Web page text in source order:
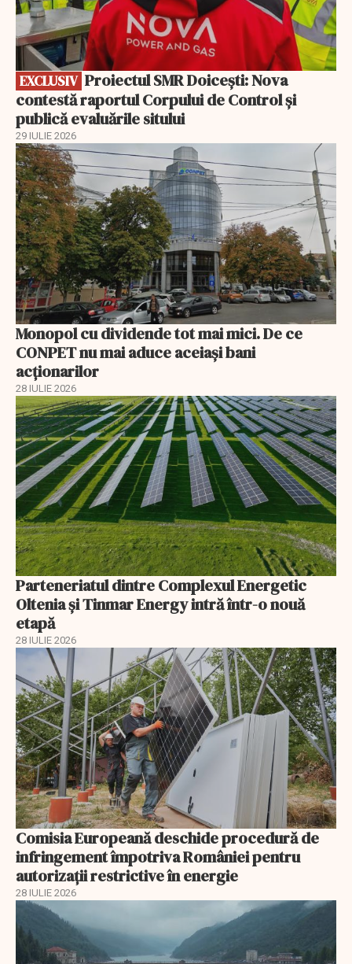
EXCLUSIV
contestă raportul Corpului de Control și
publică evaluările sitului
29 IULIE 2026
Monopol cu dividende tot mai mici. De ce
CONPET nu mai aduce aceiași bani
acționarilor
28 IULIE 2026
Parteneriatul dintre Complexul Energetic
Oltenia și Tinmar Energy intră într-o nouă
etapă
28 IULIE 2026
Comisia Europeană deschide procedură de
infringement împotriva României pentru
autorizații restrictive în energie
28 IULIE 2026
EXCLUSIV